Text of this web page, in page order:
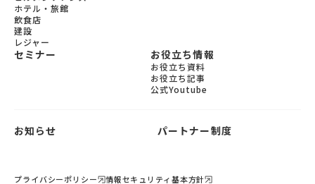
ホテル・旅館
飲食店
建設
レジャー
セミナー お役立ち情報
お役立ち資料
お役立ち記事
公式Youtube
お知らせ パートナー制度
プライバシーポリシー 情報セキュリティ基本方針